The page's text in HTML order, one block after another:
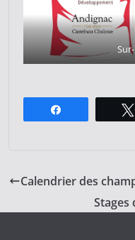
Calendrier des
Stages